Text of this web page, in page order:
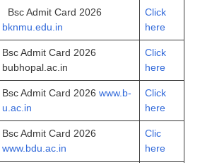
Bsc Admit Card 2026
bknmu.edu.in
Click
here
Bsc Admit Card 2026
bubhopal.ac.in
Click
here
Bsc Admit Card 2026 www.b-
u.ac.in
Click
here
Bsc Admit Card 2026
www.bdu.ac.in
Clic
here